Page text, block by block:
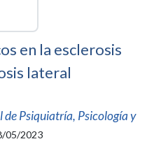
en la esclerosis
lateral
Psiquiatría, Psicología y
05/2023